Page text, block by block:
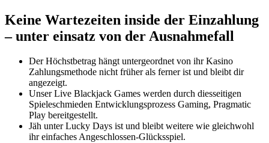
Keine Wartezeiten inside der Einzahlung
– unter einsatz von der Ausnahmefall
Der Höchstbetrag hängt untergeordnet von ihr Kasino
Zahlungsmethode nicht früher als ferner ist und bleibt dir
angezeigt.
Unser Live Blackjack Games werden durch diesseitigen
Spieleschmieden Entwicklungsprozess Gaming, Pragmatic
Play bereitgestellt.
Jäh unter Lucky Days ist und bleibt weitere wie gleichwohl
ihr einfaches Angeschlossen-Glücksspiel.